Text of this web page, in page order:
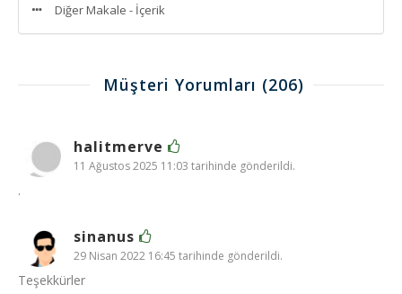
Diğer Makale - İçerik
Müşteri Yorumları (206)
halitmerve
11 Ağustos 2025 11:03 tarihinde gönderildi.
.
sinanus
29 Nisan 2022 16:45 tarihinde gönderildi.
Teşekkürler